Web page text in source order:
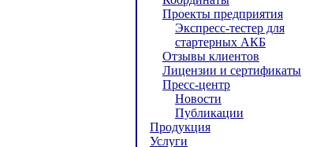
Проекты предприятия
Экспресс-тестер для
стартерных АКБ
Отзывы клиентов
Лицензии и сертификаты
Пресс-центр
Новости
Публикации
Продукция
Услуги